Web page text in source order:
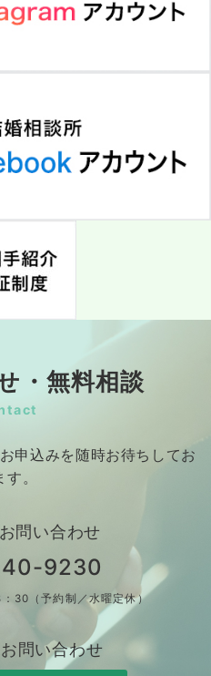
・無料相談
申込みを随時お待ちしてお
す。
問い合わせ
9230
：30（予約制／水曜定休）
問い合わせ